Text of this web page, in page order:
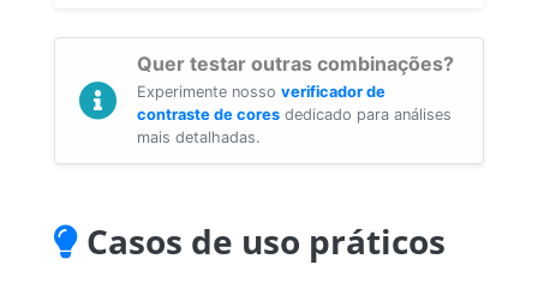
Quer testar outras combinações?
Experimente nosso verificador de
contraste de cores dedicado para análises
mais detalhadas.
Casos de uso práticos